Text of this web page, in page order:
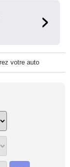
votre auto